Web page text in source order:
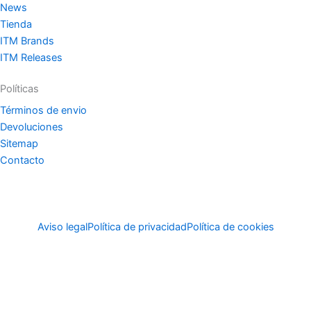
News
Tienda
ITM Brands
ITM Releases
Políticas
Términos de envio
Devoluciones
Sitemap
Contacto
Aviso legalPolítica de privacidadPolítica de cookies